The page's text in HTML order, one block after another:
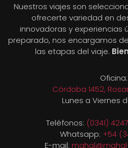
Nuestros viajes son
ofrecerte variedad en
innovadoras y experiencias
preparado, nos encargamos
las etapas del viaje.
Oficina:
Córdoba 1452,
Lunes a Viernes
Teléfonos: (0341)
Whatsapp: +54
E-mail: